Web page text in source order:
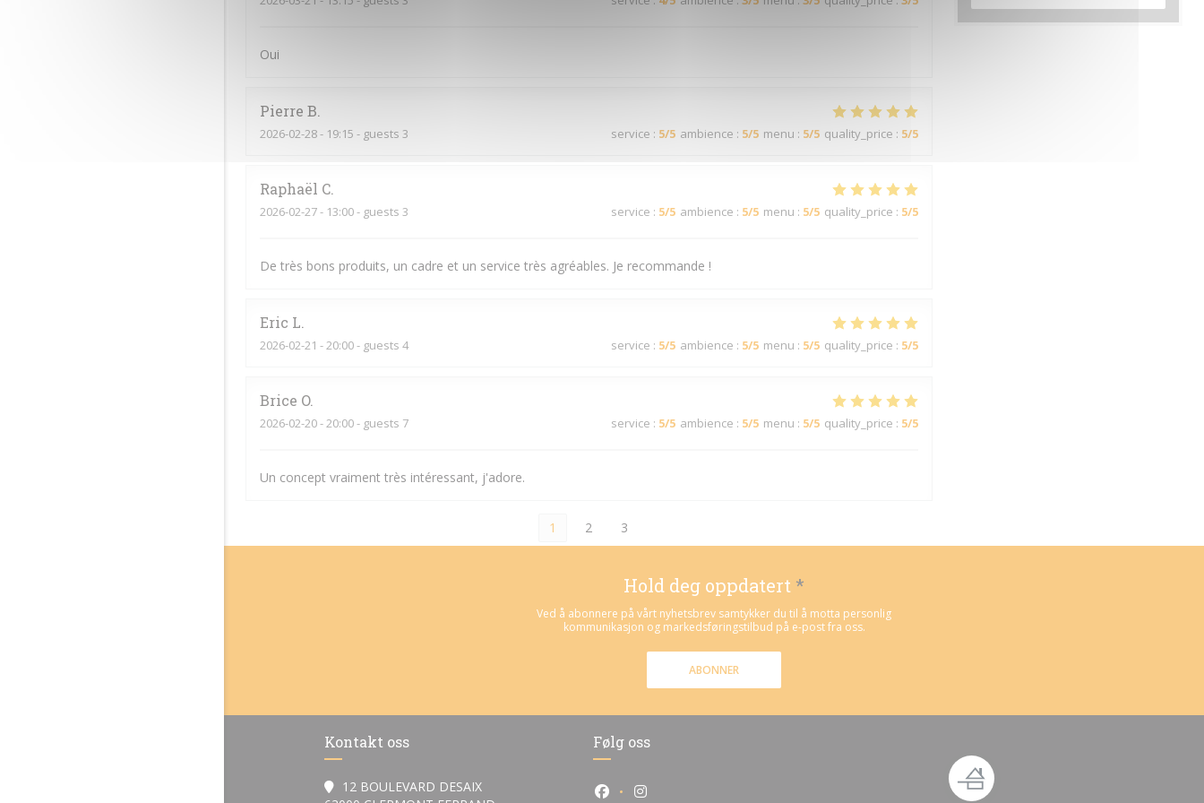
Oui
Pierre B
2026-02-28- 19:15 - guests 3 service : 5/5 ambience : 5/5 menu : 5/5 quality_price : 5/5
Raphaël C
2026-02-27- 13:00 - guests 3 service : 5/5 ambience : 5/5 menu : 5/5 quality_price : 5/5
De très bons produits, un cadre et un service très agréables. Je recommande !
Eric L
2026-02-21 - 20:00 - guests 4 service : 5/5 ambience : 5/5 menu : 5/5 quality_price : 5/5
Brice O
2026-02-20- 20:00 - guests 7 service : 5/5 ambience : 5/5 menu : 5/5 quality_price : 5/5
Un concept vraiment très intéressant, j'adore.
1 2 3
Hold deg oppdatert *
Ved å abonnere på vårt nyhetsbrev samtykker du til å motta personlig
kommunikasjon og markedsføringstilbud på e-post fra oss.
ABONNER
Kontakt oss
12 BOULEVARD DESAIX
Følg oss